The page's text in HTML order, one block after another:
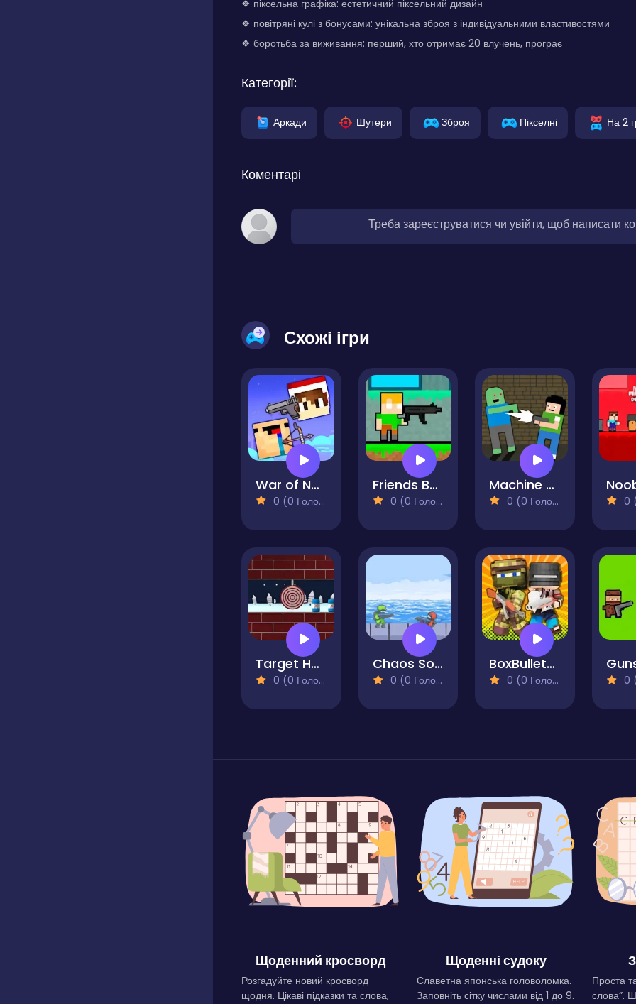
❖ піксельна графіка: естетичний піксельний дизайн
❖ повітряні кулі з бонусами: унікальна зброя з індивідуальними властивостями
❖ боротьба за виживання: перший, хто отримає 20 влучень, програє
Категорії:
Аркади Шутери Зброя Пікселні На 2
Коментарі
Треба зареєструватися чи увійти, щоб написати
Схожі ігри
War of Noobs for two players
0 (0 Голосів)
Friends Battle Gunwars
0 (0 Голосів)
Machine Gun Boy
0 (0 Голосів) 0
Target Hunt
0 (0 Голосів)
Chaos Soldier
0 (0 Голосів)
BoxBulletCraft
0 (0 Голосів) 0
Щоденний кросворд
Розгадуйте новий кросворд
щодня. Цікаві підказки та слова,
Щоденні судоку
Славетна японська головоломка.
Заповніть сітку числами від 1 до 9.
Проста
слова”.